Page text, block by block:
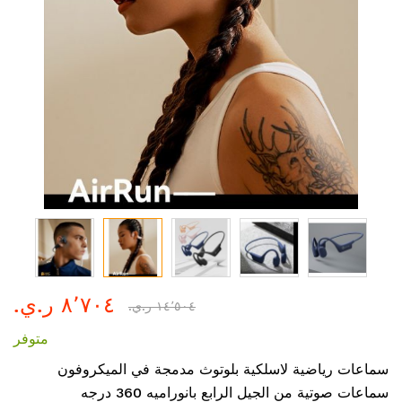
إلى
معرض
٨٬٧٠٤ ر.ي.‏ ١٤٬٥٠٤ ر.ي.‏
متوفر
سماعات رياضية لاسلكية بلوتوث مدمجة في الميكروفون
سماعات صوتية من الجيل الرابع بانوراميه 360 درجه